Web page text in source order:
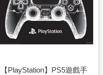
【PlayStation】PS5遊戲手